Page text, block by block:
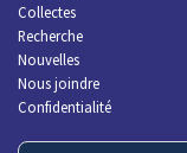
Collectes
Recherche
Nouvelles
Nous joindre
Confidentialité